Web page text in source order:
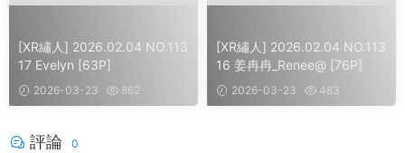
[XR繡人] 2026.02.04 NO.113
17 Evelyn [63P]
2026-03-23 862
[XR繡人] 2026.02.04 NO.113
16 姜冉冉_Renee@ [76P]
2026-03-23 483
評論 0